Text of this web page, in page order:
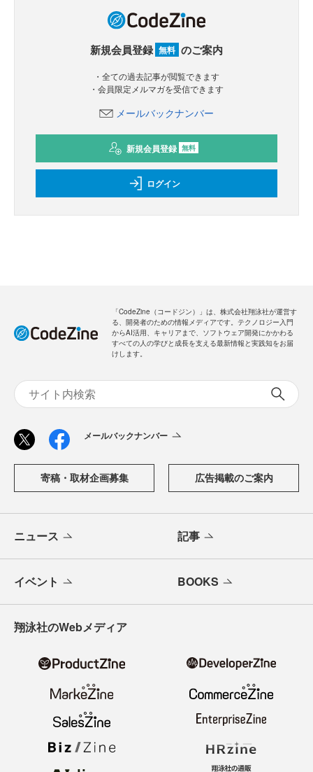
新規会員登録 無料 のご案内
・全ての過去記事が閲覧できます
・会員限定メルマガを受信できます
メールバックナンバー
新規会員登録 無料
ログイン
「CodeZine（コードジン）」は、株式会社翔泳社が運営す
る、開発者のための情報メディアです。テクノロジー入門
からAI活用、キャリアまで、ソフトウェア開発にかかわる
すべての人の学びと成長を支える最新情報と実践知をお届
けします。
メールバックナンバー
寄稿・取材企画募集 広告掲載のご案内
ニュース 記事
イベント BOOKS
翔泳社のWebメディア